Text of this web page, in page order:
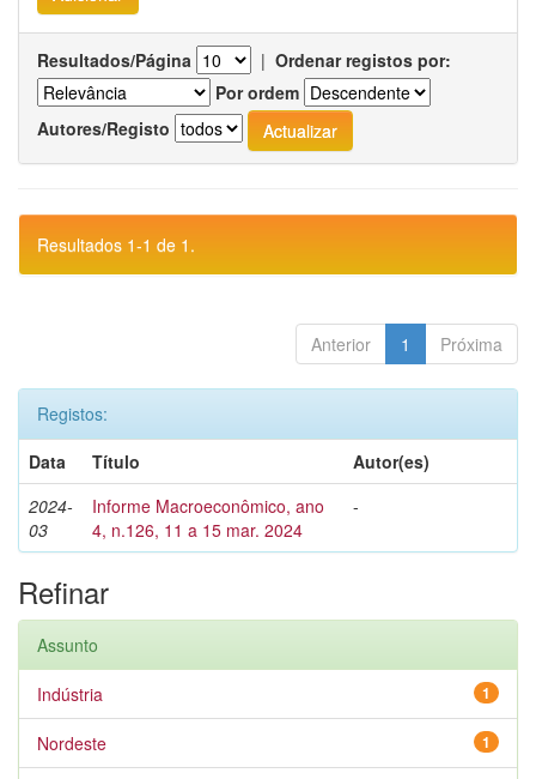
Resultados/Página | Ordenar registos por:
Por ordem
Autores/Registo
Resultados 1-1 de 1.
Anterior 1 Próxima
Registos:
Data
Título
Autor(es)
2024-
03
Informe Macroeconômico, ano
4, n.126, 11 a 15 mar. 2024
-
Refinar
Assunto
1
Indústria
1
Nordeste